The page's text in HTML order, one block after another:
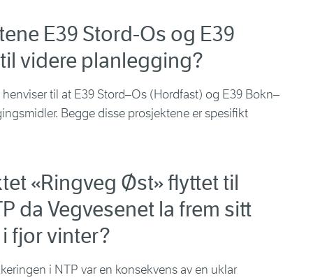
E39 Stord-Os og E39
videre planlegging?
til at E39 Stord–Os (Hordfast) og E39 Bokn–
Begge disse prosjektene er spesifikt
«Ringveg Øst» flyttet til
da Vegvesenet la frem sitt
fjor vinter?
i NTP var en konsekvens av en uklar